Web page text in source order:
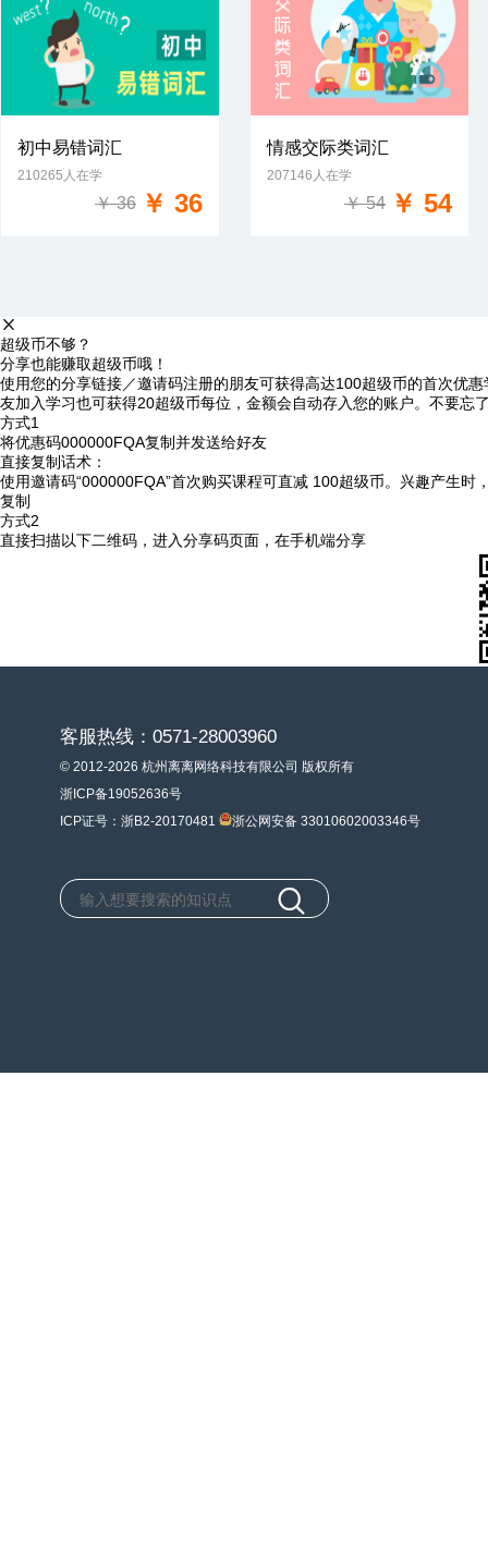
免费试学
初中易错词汇
210265人在学
￥ 36 ￥ 36
免费试学
情感交际类词汇
207146人在学
￥ 54 ￥ 54
超级币不够？
分享也能赚取超级币哦！
使用您的分享链接／邀请码注册的朋友可获得高达100超级币的首次优
友加入学习也可获得20超级币每位，金额会自动存入您的账户。不要忘
方式1
将优惠码000000FQA复制并发送给好友
直接复制话术：
使用邀请码“000000FQA”首次购买课程可直减 100超级币。兴趣产生时
复制
方式2
直接扫描以下二维码，进入分享码页面，在手机端分享
客服热线：0571-28003960
© 2012-2026 杭州离离网络科技有限公司 版权所有
浙ICP备19052636号
ICP证号：浙B2-20170481
浙公网安备 33010602003346号